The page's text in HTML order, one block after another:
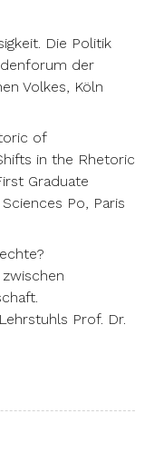
Die Politik
der
Volkes, Köln
of
in the Rhetoric
Graduate
Po, Paris
Prof. Dr.